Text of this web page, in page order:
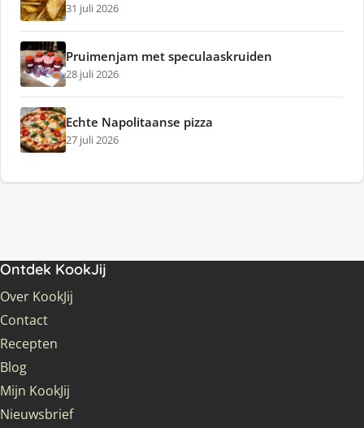
31 juli 2026
Pruimenjam met speculaaskruiden
28 juli 2026
Echte Napolitaanse pizza
27 juli 2026
Ontdek KookJij
Over KookJij
Contact
Recepten
Blog
Mijn KookJij
Nieuwsbrief